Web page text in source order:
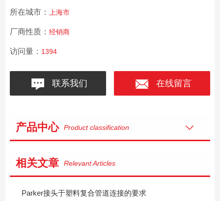
所在城市： 上海市
厂商性质： 经销商
访问量： 1394
联系我们 在线留言
产品中心 Product classification
相关文章 Relevant Articles
Parker接头于塑料复合管道连接的要求